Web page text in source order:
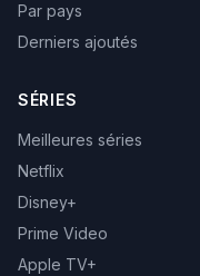
Par pays
Derniers ajoutés
SÉRIES
Meilleures séries
Netflix
Disney+
Prime Video
Apple TV+